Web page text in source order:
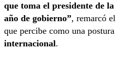
que toma el presidente de
año de gobierno”, remarcó
que percibe como una
internacional.